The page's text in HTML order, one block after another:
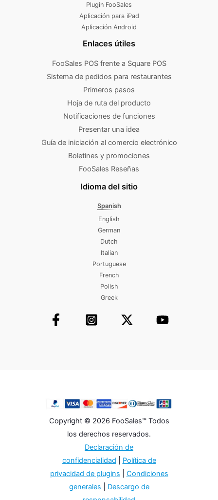
Plugin FooSales
Aplicación para iPad
Aplicación Android
Enlaces útiles
FooSales POS frente a Square POS
Sistema de pedidos para restaurantes
Primeros pasos
Hoja de ruta del producto
Notificaciones de funciones
Presentar una idea
Guía de iniciación al comercio electrónico
Boletines y promociones
FooSales Reseñas
Idioma del sitio
Spanish
English
German
Dutch
Italian
Portuguese
French
Polish
Greek
Copyright © 2026 FooSales™ Todos
los derechos reservados.
Declaración de
confidencialidad
Política de
privacidad de plugins
Condiciones
generales
Descargo de